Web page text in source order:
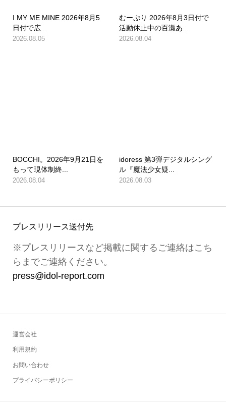
I MY ME MINE 2026年8月5
日付で広...
2026.08.05
むーぷり 2026年8月3日付で
活動休止中の百瀬あ...
2026.08.04
BOCCHI。2026年9月21日を
もって現体制終...
2026.08.04
idoress 第3弾デジタルシング
ル『魔法少女疑...
2026.08.03
プレスリリース送付先
※プレスリリースなど掲載に関するご連絡はこち
らまでご連絡ください。
press@idol-report.com
運営会社
利用規約
お問い合わせ
プライバシーポリシー